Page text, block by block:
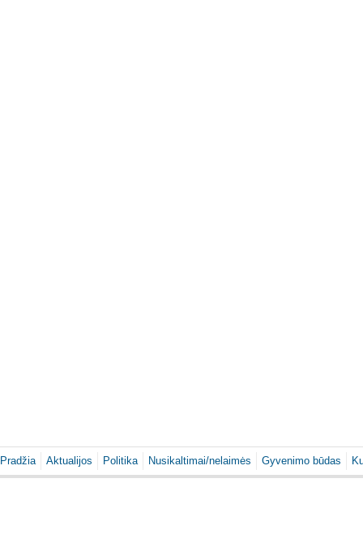
Pradžia Aktualijos Politika Nusikaltimai/nelaimės Gyvenimo būdas